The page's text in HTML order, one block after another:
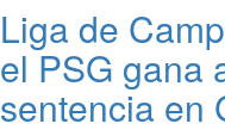
Liga de
el PSG gana
sentencia en